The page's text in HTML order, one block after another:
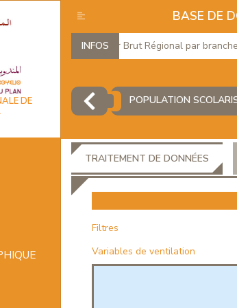
DE
BASE DE
INFOS
Produit Intérieur Brut Régional par branches
POPULATION
TRAITEMENT DE DONNÉES
Filtres
Variables de ventilation